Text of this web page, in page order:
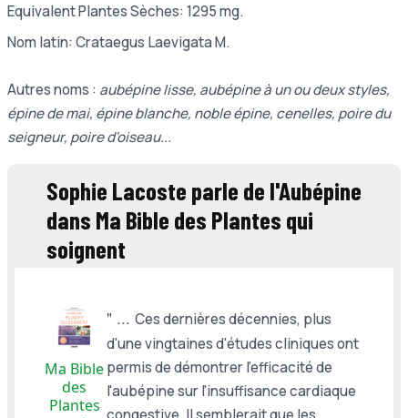
Equivalent Plantes Sèches: 1295 mg.
Nom latin: Crataegus Laevigata M.
Autres noms : aubépine lisse, aubépine à un ou deux styles,
épine de mai, épine blanche, noble épine, cenelles, poire du
seigneur, poire d'oiseau...
Sophie Lacoste parle de l'Aubépine
dans Ma Bible des Plantes qui
soignent
Ma Bible
des
Plantes
" ...Ces dernières décennies, plus
d'une vingtaines d'études cliniques ont
permis de démontrer l'efficacité de
l'aubépine sur l'insuffisance cardiaque